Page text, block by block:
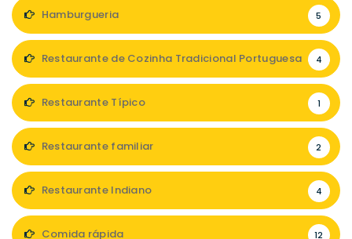
Hamburgueria 5
Restaurante de Cozinha Tradicional Portuguesa 4
Restaurante Típico 1
Restaurante familiar 2
Restaurante Indiano 4
Comida rápida 12